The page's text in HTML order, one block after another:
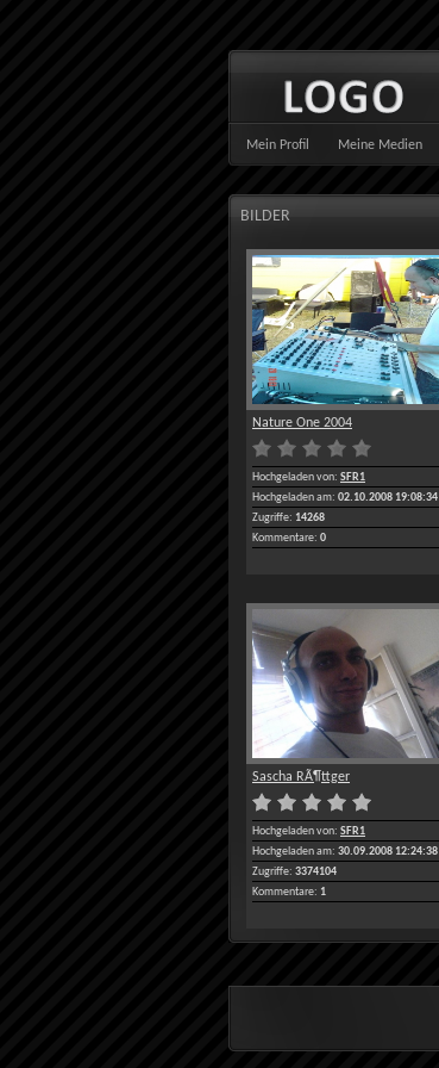
Mein Profil Meine Medien
BILDER
Nature One 2004
Hochgeladen von: SFR1
Hochgeladen am: 02.10.2008 19:08:34
Zugriffe: 14268
Kommentare: 0
Sascha RÃ¶ttger
Hochgeladen von: SFR1
Hochgeladen am: 30.09.2008 12:24:38
Zugriffe: 3374104
Kommentare: 1